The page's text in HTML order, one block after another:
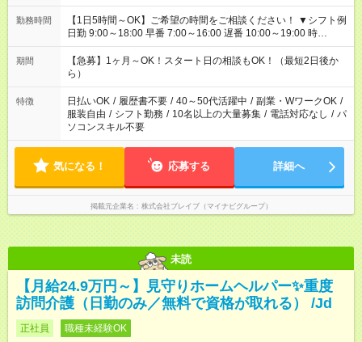
勤務時間
【1日5時間～OK】ご希望の時間をご相談ください！ ▼シフト例
日勤 9:00～18:00 早番 7:00～16:00 遅番 10:00～19:00 時
短 10:00～15:00 上記はあくまで一例です。 「夕方までには帰宅
しておきたい」 「朝はゆっくりのスタートがいい」 「お昼の時
間を有効に使いたい」 など、ご希望があれば教えてください
ね。
期間
【急募】1ヶ月～OK！スタート日の相談もOK！（最短2日後か
ら）
特徴 日払いOK / 履歴書不要 / 40～50代活躍中 / 副業・WワークOK /
服装自由 / シフト勤務 / 10名以上の大量募集 / 電話対応なし / パ
ソコンスキル不要
気になる！ 応募する 詳細へ
掲載元企業名 株式会社ブレイブ（マイナビグループ）
未読
【月給24.9万円～】見守りホームヘルパー✨重度
訪問介護（日勤のみ／無料で資格が取れる） /Jd
正社員 職種未経験OK